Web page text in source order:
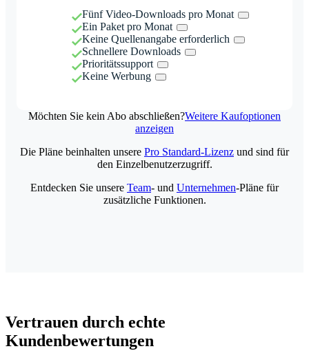
Fünf Video-Downloads pro Monat
Ein Paket pro Monat
Keine Quellenangabe erforderlich
Schnellere Downloads
Prioritätssupport
Keine Werbung
Möchten Sie kein Abo abschließen?Weitere Kaufoptionen
anzeigen
Die Pläne beinhalten unsere Pro Standard-Lizenz und sind für
den Einzelbenutzerzugriff.
Entdecken Sie unsere Team- und Unternehmen-Pläne für
zusätzliche Funktionen.
Vertrauen durch echte
Kundenbewertungen